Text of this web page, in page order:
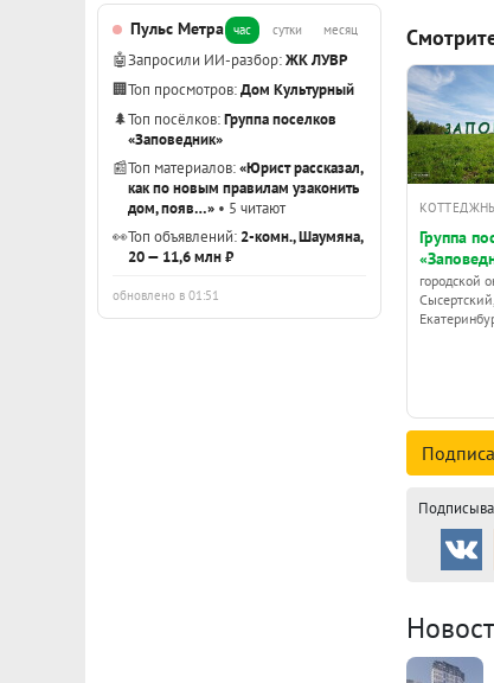
Пульс Метра час сутки месяц
🤖Запросили ИИ-разбор:ЖК ЛУВР
🏢Топ просмотров:Дом Культурный
🌲Топ посёлков:Группа поселков
«Заповедник»
📰Топ материалов:«Юрист рассказал,
как по новым правилам узаконить
дом, появ…» • 5 читают
👀Топ объявлений: 2-комн., Шаумяна,
20 — 11,6 млн ₽
обновлено в 01:51
Группа
городской